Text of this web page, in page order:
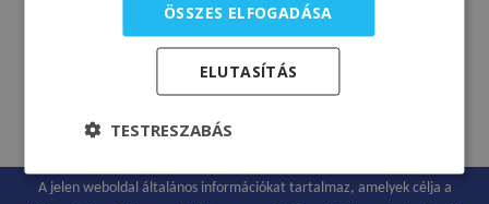
Eperturmix
A jelen weboldal általános információkat tartalmaz, amelyek célja a
ÖSSZES ELFOGADÁSA
ELUTASÍTÁS
TESTRESZABÁS